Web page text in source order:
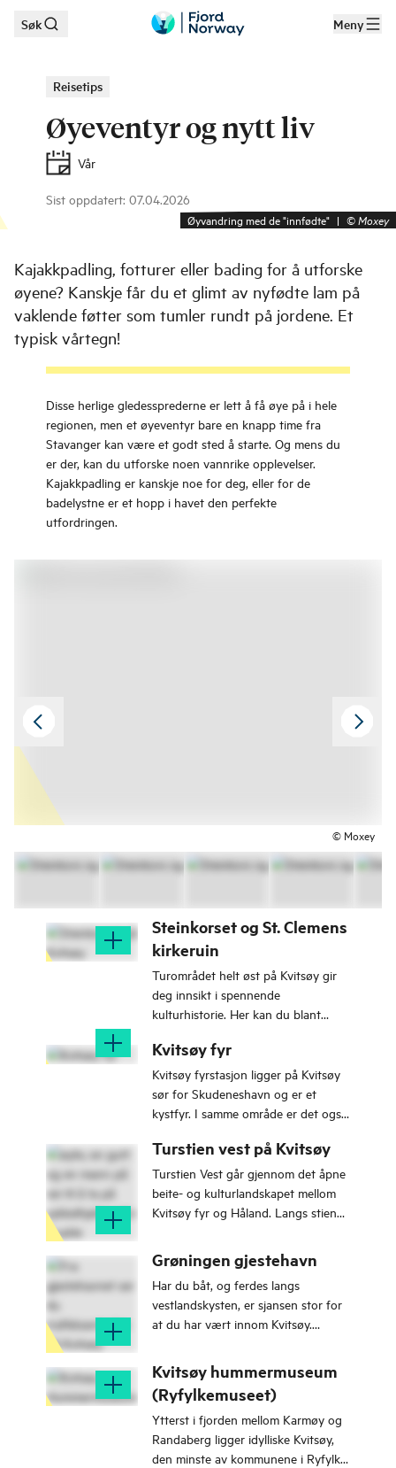
Hopp til hovedinnhold
Søk Meny
Reisetips
Øyeventyr og nytt liv
Vår
Sist oppdatert: 07.04.2026
Øyvandring med de "innfødte" | ©Moxey
Kajakkpadling, fotturer eller bading for å utforske
øyene? Kanskje får du et glimt av nyfødte lam på
vaklende føtter som tumler rundt på jordene. Et
typisk vårtegn!
Disse herlige gledessprederne er lett å få øye på i hele
regionen, men et øyeventyr bare en knapp time fra
Stavanger kan være et godt sted å starte. Og mens du
er der, kan du utforske noen vannrike opplevelser.
Kajakkpadling er kanskje noe for deg, eller for de
badelystne er et hopp i havet den perfekte
utfordringen.
© Moxey
Steinkorset og St. Clemens
kirkeruin
Turområdet helt øst på Kvitsøy gir
deg innsikt i spennende
kulturhistorie. Her kan du blant
St. Clemens-kirken. I tillegg rager
Steinkorset stolt fire meter over
bakken ved Leiasundet.
Kvitsøy fyr
Kvitsøy fyrstasjon ligger på Kvitsøy
sør for Skudeneshavn og er et
kystfyr. I samme område er det også
Ydstebøhavn og annet
sjøbruksmiljø.
Turstien vest på Kvitsøy
Turstien Vest går gjennom det åpne
beite- og kulturlandskapet mellom
Kvitsøy fyr og Håland. Langs stien
krigsminner og vid utsikt over havet.
Grøningen gjestehavn
Har du båt, og ferdes langs
vestlandskysten, er sjansen stor for
at du har vært innom Kvitsøy.
du ønsker å legge til kai, og flere
skjermede bukter til å ankre opp.
Grøningen gjestehavn er et fint
alternativ å legge til. Drivstoff kan
bunkres ved ferjekaien.
Kvitsøy hummermuseum
(Ryfylkemuseet)
Ytterst i fjorden mellom Karmøy og
Randaberg ligger idylliske Kvitsøy,
den minste av kommunene i Ryfylke.